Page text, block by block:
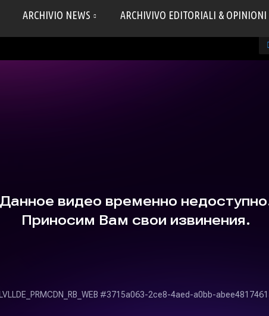
ARCHIVIO NEWS ARCHIVIVO EDITORIALI & OPINIONI